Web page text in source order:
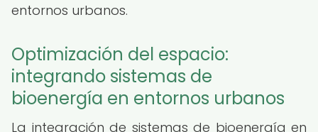
entornos urbanos.
Optimización del espacio:
integrando sistemas de
bioenergía en entornos urbanos
La integración de sistemas de bioenergía en